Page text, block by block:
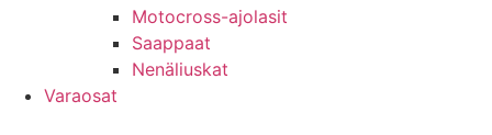
Motocross-ajolasit
Saappaat
Nenäliuskat
Varaosat